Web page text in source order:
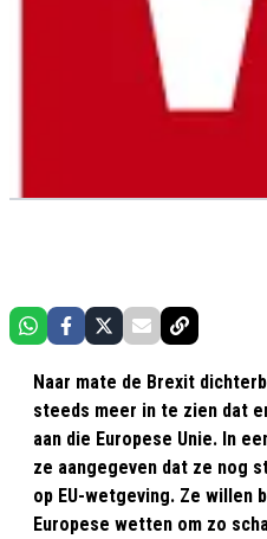
Naar mate de Brexit
steeds meer in te zien dat
aan die Europese Unie. In
ze aangegeven dat ze nog
op EU-wetgeving. Ze willen
Europese wetten om zo